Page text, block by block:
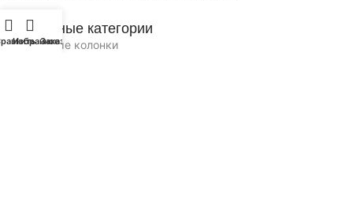
Популярные категории
Портативные колонки
Избранное
Заказ